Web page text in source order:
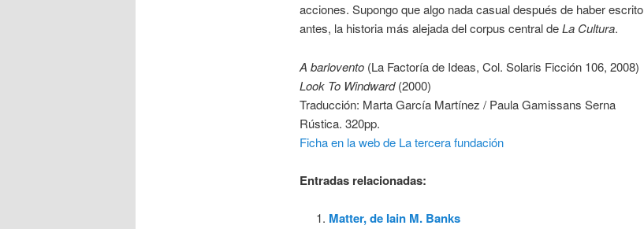
acciones. Supongo que algo nada casual después de haber escrito
antes, la historia más alejada del corpus central deLa Cultura.
A barlovento(La Factoría de Ideas, Col. Solaris Ficción 106, 2008)
Look To Windward(2000)
Traducción: Marta García Martínez / Paula Gamissans Serna
Rústica. 320pp.
Ficha en la web de La tercera fundación
Entradas relacionadas:
Matter, de Iain M. Banks